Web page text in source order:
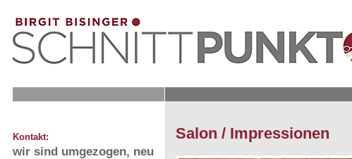
Kontakt:
wir sind umgezogen, neu
Salon / Impressionen